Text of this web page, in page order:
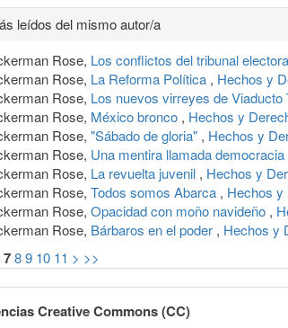
leídos del mismo autor/a
Rose, Los conflictos del tribunal
Rose, La Reforma Política , Hechos y
Rose, Los nuevos virreyes de Viaducto
Rose, México bronco , Hechos y
Rose, "Sábado de gloria" , Hechos y
Rose, Una mentira llamada democracia
Rose, La revuelta juvenil , Hechos y
Rose, Todos somos Abarca , Hechos y
Rose, Opacidad con moño navideño ,
Rose, Bárbaros en el poder , Hechos y
789 10 11 > >>
Creative Commons (CC)